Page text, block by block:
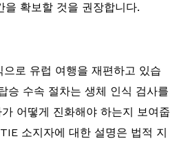
을 확보할 것을 권장합니다.
으로 유럽 여행을 재편하고 있습
승 수속 절차는 생체 인식 검사를
어떻게 진화해야 하는지 보여줍
소지자에 대한 설명은 법적 지